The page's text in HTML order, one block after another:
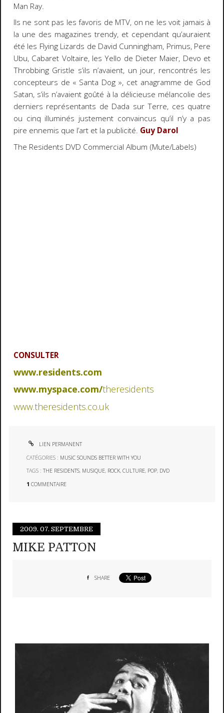
Man Ray.
Ils ne sont pas les favoris de MTV, on ne les voit jamais à
la une des magazinestrendy, et cependant qu’auraient
été les Flying Lizards de David Cunningham, Primus, Pere
Ubu, Cabaret Voltaire, les Yello de Dieter Maier, Devo et
Throbbing Gristle s’ils n’avaient, un jour, rencontrés les
concepteurs de « Santa Dog », cet anagramme de God
Satan, s’ils n’avaient goûté à la délicieuse mélancolie des
derniers représentants de Dada sur Terre, ces quatre
ou cinq illuminés justement convaincus qu’il n’y a pas
pire ennemis que l’art et la publicité. Guy Darol
The Residents DVD Commercial Album (Mute/Labels)
CONSULTER
www.residents.com
www.myspace.com/theresidents
www.theresidents.co.uk
LIEN PERMANENT
CATÉGORIES : MUSIC SOUNDS BETTER WITH YOU
TAGS :THE RESIDENTS, MUSIQUE, ROCK,CULTURE, POP, DVD
1 COMMENTAIRE
2009. 07. SEPTEMBRE
MIKE PATTON
SHARE